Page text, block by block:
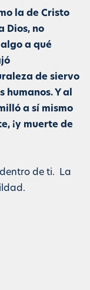
la de Cristo
Dios, no
a qué
de siervo
Y al
a sí mismo
¡y muerte de
de ti. La